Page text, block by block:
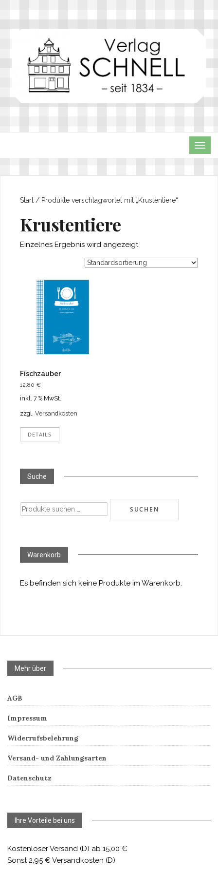
Start / Produkte verschlagwortet mit „Krustentiere“
Krustentiere
Einzelnes Ergebnis wird angezeigt
Fischzauber
12,80 €
inkl. 7 % MwSt.
zzgl. Versandkosten
DETAILS
Suche
Suchen
nach:
SUCHEN
Warenkorb
Es befinden sich keine Produkte im Warenkorb.
Mehr über
AGB
Impressum
Widerrufsbelehrung
Versand- und Zahlungsarten
Datenschutz
Ihre Vorteile bei uns
Kostenloser Versand (D) ab 15,00 €
Sonst 2,95 € Versandkosten (D)